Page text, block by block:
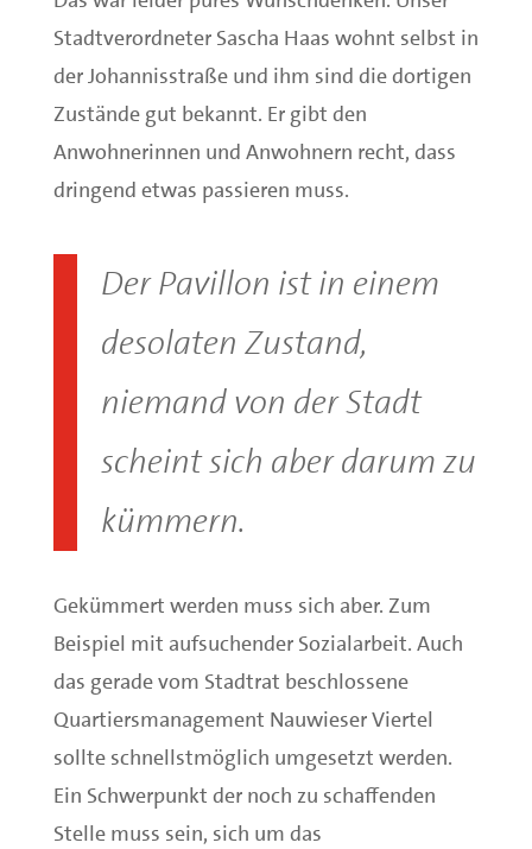
Stadtverordneter Sascha Haas wohnt selbst in
der Johannisstraße und ihm sind die dortigen
Zustände gut bekannt. Er gibt den
Anwohnerinnen und Anwohnern recht, dass
dringend etwas passieren muss.
Der Pavillon ist in einem
desolaten Zustand,
niemand von der Stadt
scheint sich aber darum zu
kümmern.
Gekümmert werden muss sich aber. Zum
Beispiel mit aufsuchender Sozialarbeit. Auch
das gerade vom Stadtrat beschlossene
Quartiersmanagement Nauwieser Viertel
sollte schnellstmöglich umgesetzt werden.
Ein Schwerpunkt der noch zu schaffenden
Stelle muss sein, sich um das